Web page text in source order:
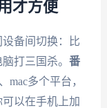
才方便
备间切换：比
打三国杀。 番
mac多个平台，
以在手机上加